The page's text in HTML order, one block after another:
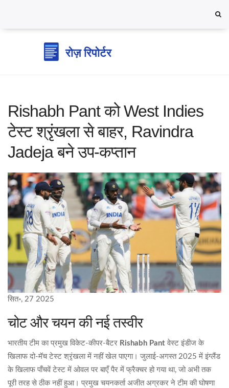
Rishabh Pant को West Indies
टेस्ट श्रृंखला से बाहर, Ravindra
Jadeja बने उप‑कप्तान
सित॰, 27 2025
चोट और चयन की नई तस्वीर
भारतीय टीम का प्रमुख विकेट‑कीपर‑बैटर Rishabh Pant वेस्ट इंडीज के
खिलाफ दो‑मॅच टेस्ट श्रृंखला में नहीं खेल पाएगा। जुलाई‑अगस्त 2025 में इंग्लैंड
के खिलाफ पाँचवें टेस्ट में ओवल पर बाएँ पैर में फ्रैक्चर हो गया था, जो अभी तक
पूरी तरह से ठीक नहीं हुआ। प्रमुख चयनकर्ता अजीत अग्रकर ने टीम की घोषणा